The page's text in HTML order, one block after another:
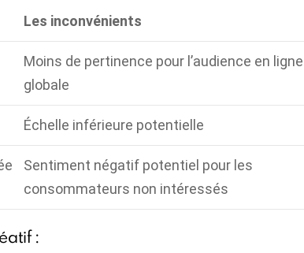
Les inconvénients
Moins de pertinence pour l’audience en ligne
globale
Échelle inférieure potentielle
Sentiment négatif potentiel pour les
consommateurs non intéressés
: